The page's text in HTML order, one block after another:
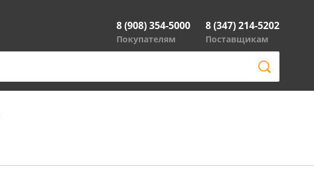
8 (908) 354-5000
Покупателям
8 (347) 214-5202
Поставщикам